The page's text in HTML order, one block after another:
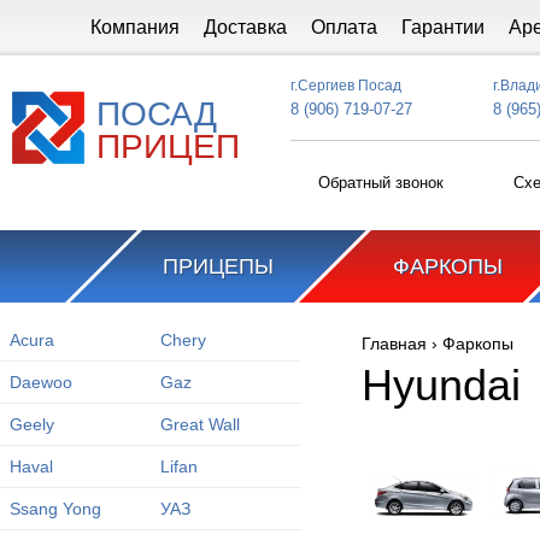
Компания Доставка Оплата Гарантии
ПОСАД
ПРИЦЕП
г.Сергиев Посад
8 (906) 719-07-27 8
Обратный звонок
ПРИЦЕПЫ ФАРКОПЫ
Acura Chery
Daewoo Gaz
Geely Great Wall
Haval Lifan
Ssang Yong УАЗ
Вы здесь
Главная › Фаркопы
Hyundai